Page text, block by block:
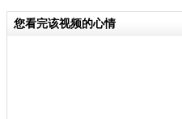
您看完该视频的心情